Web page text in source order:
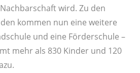
wird. Zu den
kommen nun eine weitere
und eine Förderschule –
mehr als 830 Kinder und 120